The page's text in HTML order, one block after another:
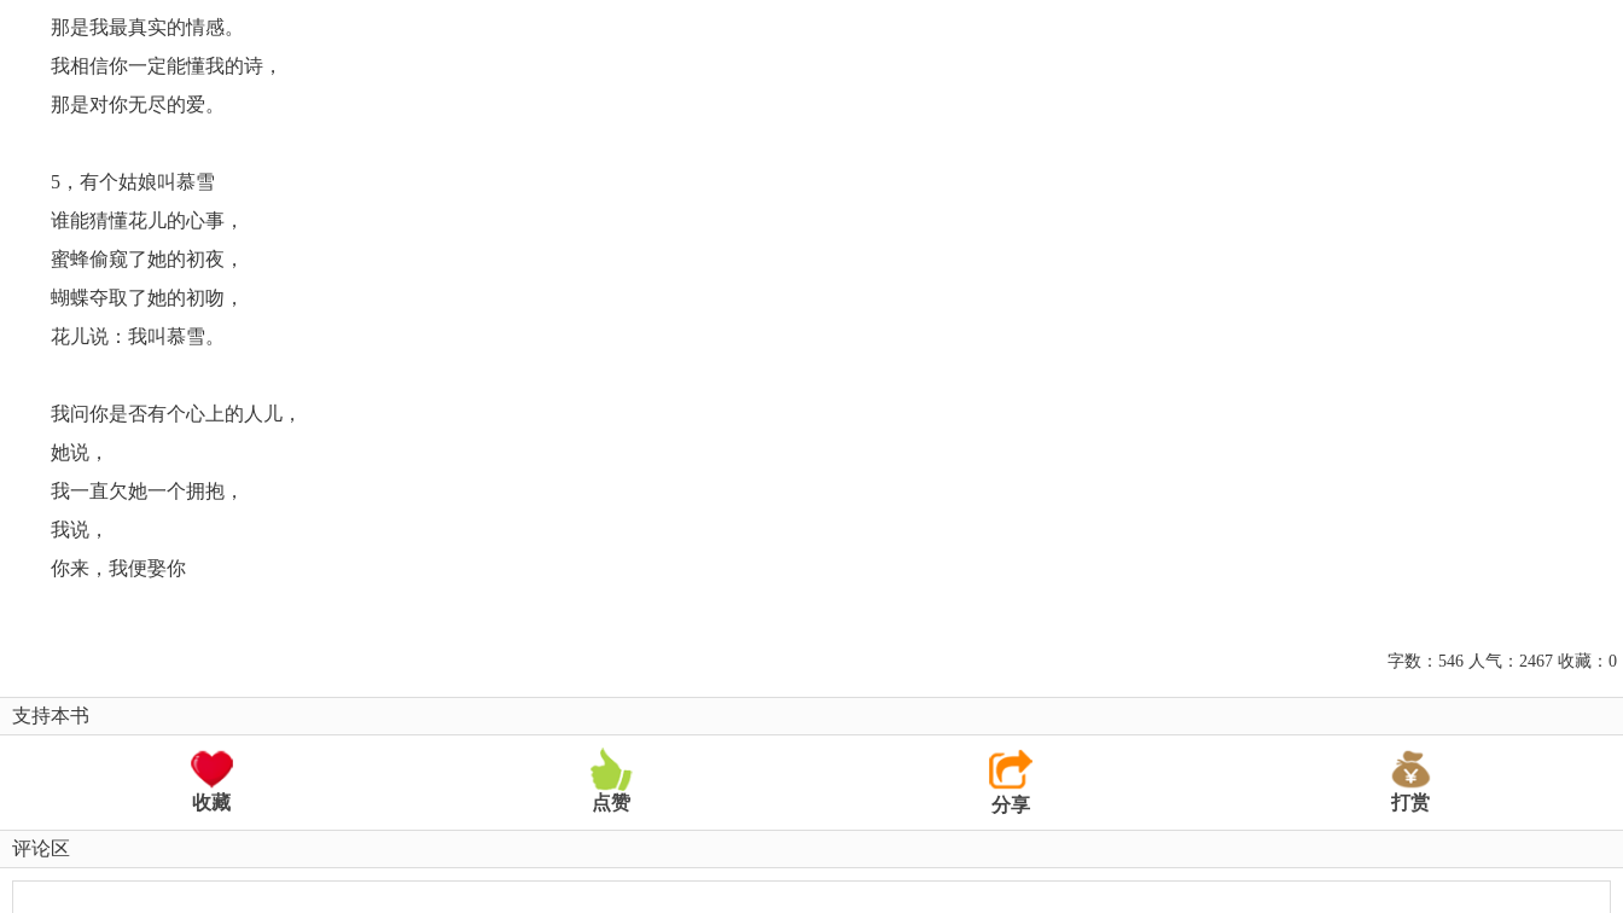
那是我最真实的情感。
我相信你一定能懂我的诗，
那是对你无尽的爱。
5，有个姑娘叫慕雪
谁能猜懂花儿的心事，
蜜蜂偷窥了她的初夜，
蝴蝶夺取了她的初吻，
花儿说：我叫慕雪。
我问你是否有个心上的人儿，
她说，
我一直欠她一个拥抱，
我说，
你来，我便娶你
字数：546 人气：2467 收藏：0
支持本书
收藏 点赞 分享 打赏
评论区